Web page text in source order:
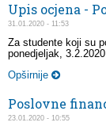
Upis ocjena -
31.01.2020 - 11:53
Za studente koji su
ponedjeljak,
Opširnije
Poslovne
23.01.2020 - 10:55